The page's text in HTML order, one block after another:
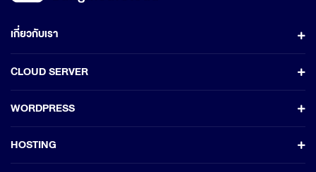
เกี่ยวกับเรา
CLOUD SERVER
WORDPRESS
HOSTING